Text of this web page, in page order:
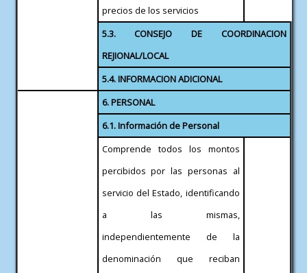
precios de los servicios
5.3. CONSEJO DE COORDINACION
REJIONAL/LOCAL
5.4. INFORMACION ADICIONAL
6. PERSONAL
6.1. Información de Personal
Comprende todos los montos
percibidos por las personas al
servicio del Estado, identificando
a las mismas,
independientemente de la
denominación que reciban